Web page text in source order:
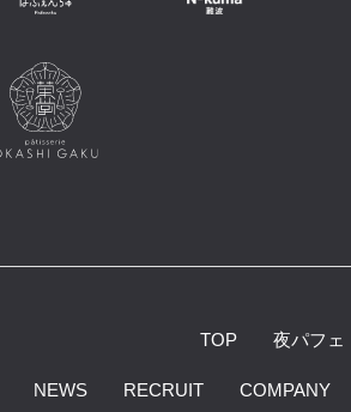
TOP 夜パフェ
NEWS RECRUIT COMPANY